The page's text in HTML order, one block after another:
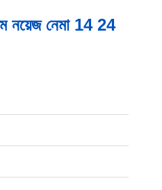
নয়েজ নেমা 14 24